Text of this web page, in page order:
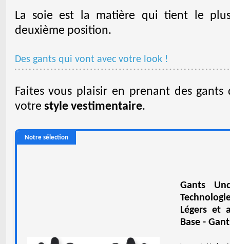
La soie est la matière qui tient le
deuxième position.
Des gants qui vont avec votre look !
Faites vous plaisir en prenant des
votre style vestimentaire.
Notre sélection
Gants
Légers et
Base -